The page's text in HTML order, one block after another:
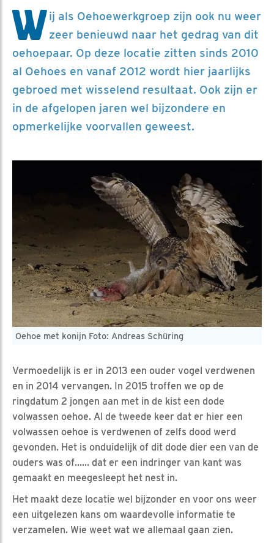
Wij als Oehoewerkgroep zijn ook nu weer
zeer benieuwd naar het gedrag van dit
oehoepaar. Op deze locatie zitten sinds 2010
al Oehoes en vanaf 2012 wordt hier jaarlijks
gebroed met wisselend resultaat. Ook zijn er
in de afgelopen jaren wel bijzondere en
opmerkelijke voorvallen geweest.
Oehoe met konijn Foto: Andreas Schüring
Vermoedelijk is er in 2013 een ouder vogel verdwenen
en in 2014 vervangen. In 2015 troffen we op de
ringdatum 2 jongen aan met in de kist een dode
volwassen oehoe. Al de tweede keer dat er hier een
volwassen oehoe is verdwenen of zelfs dood werd
gevonden. Het is onduidelijk of dit dode dier een van de
ouders was of…… dat er een indringer van kant was
gemaakt en meegesleept het nest in.
Het maakt deze locatie wel bijzonder en voor ons weer
een uitgelezen kans om waardevolle informatie te
verzamelen. Wie weet wat we allemaal gaan zien.